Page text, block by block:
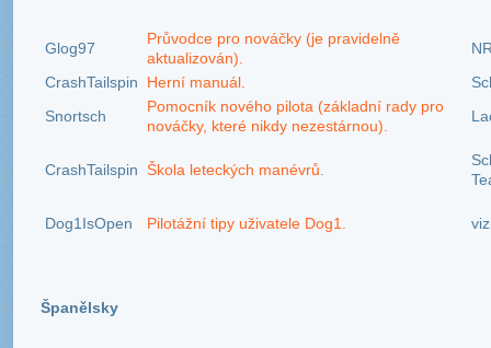
Glog97
Průvodce pro nováčky (je pravidelně
aktualizován).
CrashTailspin
Herní manuál.
Snortsch
Pomocník nového pilota (základní rady pro
nováčky, které nikdy nezestárnou).
CrashTailspin Škola leteckých manévrů.
Dog1IsOpen Pilotážní tipy uživatele Dog1.
Španělsky